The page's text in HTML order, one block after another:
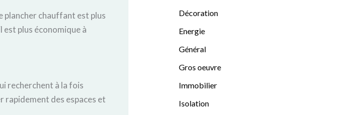
plancher chauffant est plus
est plus économique à
recherchent à la fois
des espaces et
Décoration
Energie
Général
Gros oeuvre
Immobilier
Isolation